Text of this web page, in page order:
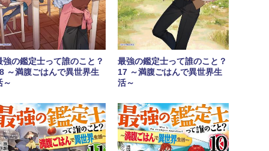
強の鑑定士って誰のこと？
～満腹ごはんで異世界生
～
最強の鑑定士って誰のこと？
17 ～満腹ごはんで異世界生
活～